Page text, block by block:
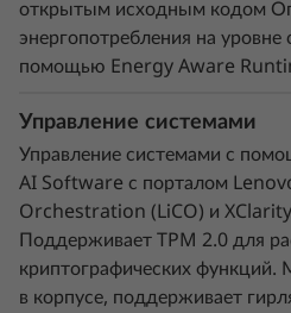
Тихая эффективность
Поскольку водяное
компоненты более
SD650 V3 нет
основным потребителем
открытым исходным кодом
энергопотребления на
помощью Energy Aware
Управление системами
Управление системами с
AI Software с порталом
Orchestration (LiCO) и
Поддерживает TPM 2.0 для
криптографических функций.
в корпусе, поддерживает